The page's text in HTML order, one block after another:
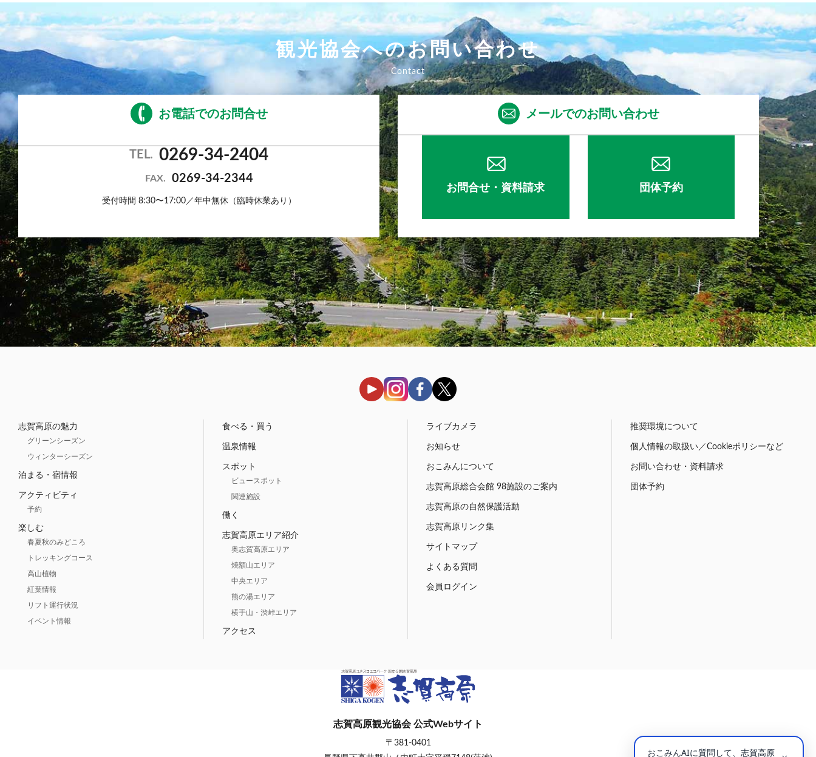
≪1泊朝食付きプラン≫自由気
ままにレイトチェックイン
OK♪
ェックインOK！
観光協会へのお問い合わせ
お電話でのお問合せ
TEL. 0269-34-2404
FAX. 0269-34-2344
受付時間 8:30〜17:00／年中無休（臨時休業あり）
メールでのお問い合わせ
お問合せ・資料請求 団体予約
志賀高原の魅力
グリーンシーズン
ウィンターシーズン
泊まる・宿情報
アクティビティ
予約
楽しむ
春夏秋のみどころ
トレッキングコース
高山植物
紅葉情報
リフト運行状況
イベント情報
食べる・買う
温泉情報
スポット
ビュースポット
関連施設
働く
志賀高原エリア紹介
奥志賀高原エリア
焼額山エリア
中央エリア
熊の湯エリア
横手山・渋峠エリア
アクセス
ライブカメラ
お知らせ
おこみんについて
志賀高原総合会館 98施設のご案内
志賀高原の自然保護活動
志賀高原リンク集
サイトマップ
よくある質問
会員ログイン
推奨環境について
個人情報の取扱い／Cookieポリシーなど
お問い合わせ・資料請求
団体予約
志賀高原観光協会 公式Webサイト
〒381-0401